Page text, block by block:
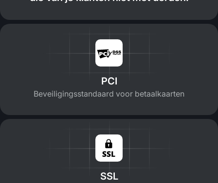
PCI
Beveiligingsstandaard voor betaalkaarten
SSL